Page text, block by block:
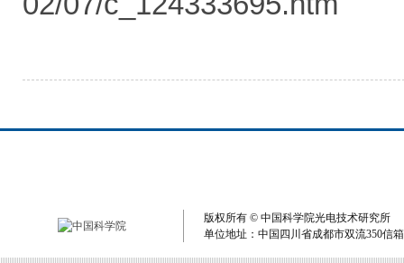
版权所有 © 中国科学院光电技术研究所
单位地址：中国四川省成都市双流350信